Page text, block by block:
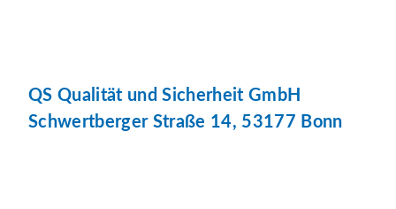
QS Qualität und Sicherheit GmbH
Schwertberger Straße 14, 53177 Bonn